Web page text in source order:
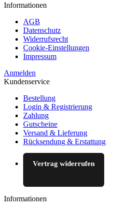
Informationen
AGB
Datenschutz
Widerrufsrecht
Cookie-Einstellungen
Impressum
Anmelden
Kundenservice
Bestellung
Login & Registrierung
Zahlung
Gutscheine
Versand & Lieferung
Rücksendung & Erstattung
Vertrag widerrufen
Informationen